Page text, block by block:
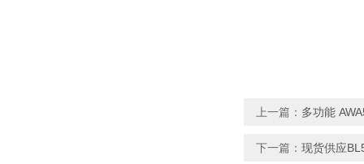
上一篇： 多功能
下一篇： 现货供应